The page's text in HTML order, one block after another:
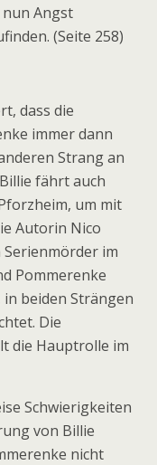
Angst
(Seite 258)
dass die
immer dann
Strang an
fährt auch
um mit
Autorin Nico
im
Pommerenke
in beiden Strängen
Die
die Hauptrolle im
Schwierigkeiten
von Billie
nicht